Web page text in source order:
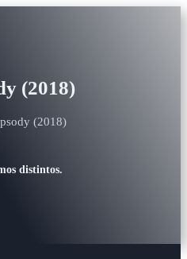
(2018)
(2018)
distintos.